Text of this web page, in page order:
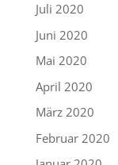
Juli 2020
Juni 2020
Mai 2020
April 2020
März 2020
Februar 2020